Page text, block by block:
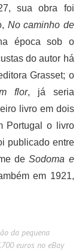
sua obra foi
No caminho de
época sob o
do autor há
Grasset; o
flor, já seria
livro em dois
Portugal o livro
publicado entre
deSodoma e
em 1921,
da pequena
euros no eBay